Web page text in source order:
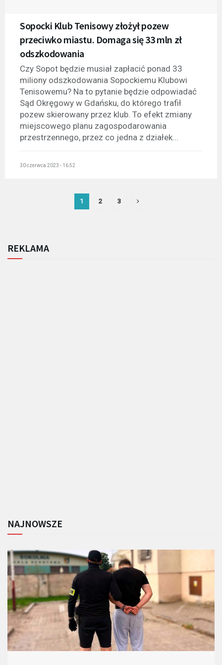
Sopocki Klub Tenisowy złożył pozew
przeciwko miastu. Domaga się 33 mln zł
odszkodowania
Czy Sopot będzie musiał zapłacić ponad 33
miliony odszkodowania Sopockiemu Klubowi
Tenisowemu? Na to pytanie będzie odpowiadać
Sąd Okręgowy w Gdańsku, do którego trafił
pozew skierowany przez klub. To efekt zmiany
miejscowego planu zagospodarowania
przestrzennego, przez co jedna z działek...
30 czerwca 2023 - 16:52
1 2 3
REKLAMA
NAJNOWSZE